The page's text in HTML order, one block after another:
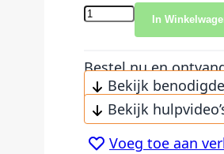
In
Bestel nu en
Bekijk
Bekijk
Voeg toe aan